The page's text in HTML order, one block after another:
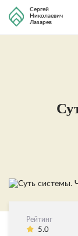
Сергей
Николаевич
Лазарев
Рейтинг
5.0